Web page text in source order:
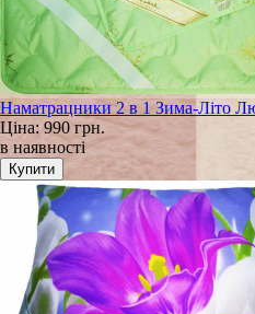
Наматрацники 2 в 1 Зима-Літо
Ціна: 990 грн.
в наявності